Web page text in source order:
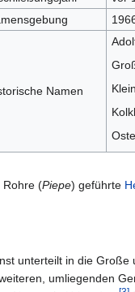
Namen
Rohre (Piepe) geführte
unterteilt in die Große
umliegenden